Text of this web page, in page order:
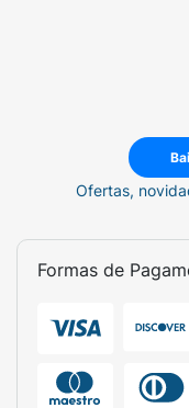
Ofertas,
Formas de